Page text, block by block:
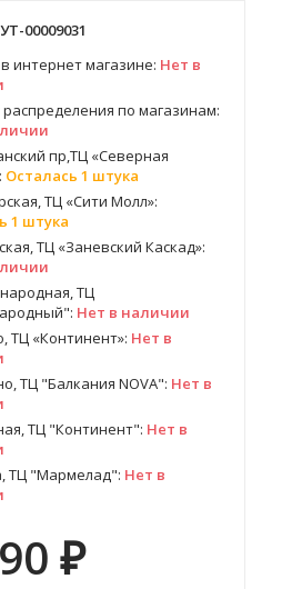
УТ-00009031
интернет магазине: Нет в
по магазинам:
пр,ТЦ «Северная
Осталась 1 штука
ТЦ «Сити Молл»:
1 штука
ТЦ «Заневский Каскад»:
ТЦ
Нет в наличии
ТЦ «Континент»: Нет в
ТЦ "Балкания NOVA": Нет в
ТЦ "Континент": Нет в
ТЦ "Мармелад": Нет в
₽